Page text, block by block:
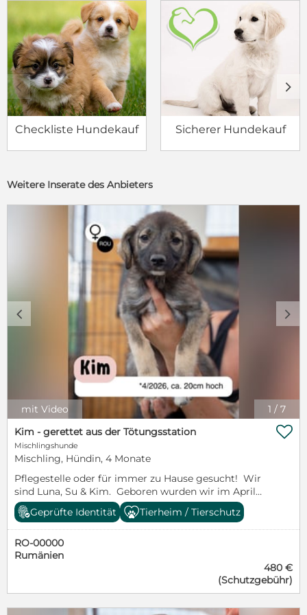
Checkliste Hundekauf Sicherer Hundekauf
c d
Weitere Inserate des Anbieters
1 / 7
c d
mit Video
Kim - gerettet aus der Tötungsstation
Mischlingshunde
Mischling, Hündin, 4 Monate
Pflegestelle oder für immer zu Hause gesucht! Wir
sind Luna, Su & Kim. Geboren wurden wir im April
2026. Eigentlich sollte unser Leben gerade erst
beginnen. Stattdessen landeten wir, gerade einmal
zwei Monate alt und ohne unsere Mama, in einer
rumänischen Tötungsstation. Zum Glück wurden wir
im Juni 2026 gerettet. Seitdem leben wir in einem
endlich jemand entdeckt. Trotz allem haben wir
unsere Lebensfreude nicht verloren. Wir sind drei
fröhliche Welpenmädchen – freundlich,

Geprüfte Identität Tierheim / Tierschutz
RO-00000
Rumänien
480 €
(Schutzgebühr)